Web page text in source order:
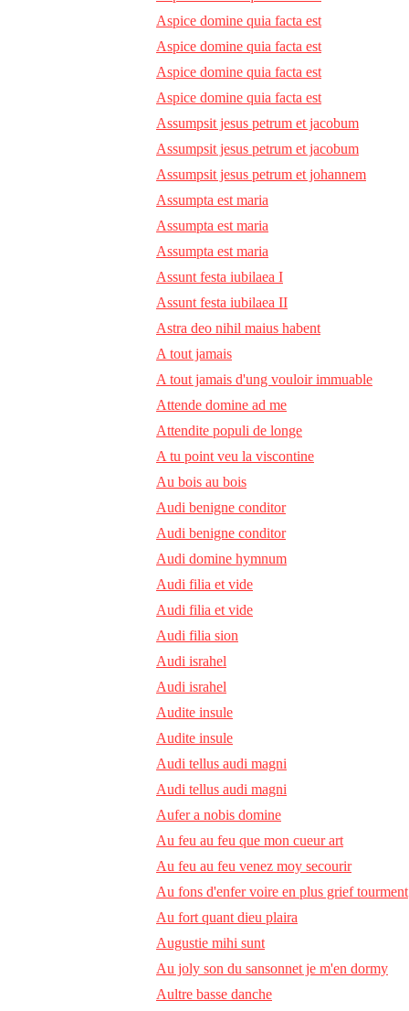
Aspice domine quia facta est
Aspice domine quia facta est
Aspice domine quia facta est
Aspice domine quia facta est
Assumpsit jesus petrum et jacobum
Assumpsit jesus petrum et jacobum
Assumpsit jesus petrum et johannem
Assumpta est maria
Assumpta est maria
Assumpta est maria
Assunt festa iubilaea I
Assunt festa iubilaea II
Astra deo nihil maius habent
A tout jamais
A tout jamais d'ung vouloir immuable
Attende domine ad me
Attendite populi de longe
A tu point veu la viscontine
Au bois au bois
Audi benigne conditor
Audi benigne conditor
Audi domine hymnum
Audi filia et vide
Audi filia et vide
Audi filia sion
Audi israhel
Audi israhel
Audite insule
Audite insule
Audi tellus audi magni
Audi tellus audi magni
Aufer a nobis domine
Au feu au feu que mon cueur art
Au feu au feu venez moy secourir
Au fons d'enfer voire en plus grief tourment
Au fort quant dieu plaira
Augustie mihi sunt
Au joly son du sansonnet je m'en dormy
Aultre basse danche